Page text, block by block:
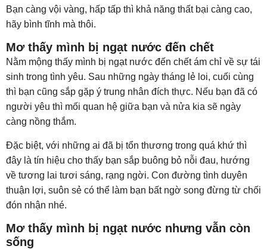
Bạn càng vội vàng, hấp tấp thì khả năng thất bại càng cao,
hãy bình tĩnh mà thôi.
Mơ thấy mình bị ngạt nước đến chết
Nằm mộng thấy mình bị ngạt nước đến chết ám chỉ về sự tái
sinh trong tình yêu. Sau những ngày tháng lẻ loi, cuối cùng
thì bạn cũng sắp gặp ý trung nhân đích thực. Nếu bạn đã có
người yêu thì mối quan hệ giữa bạn và nửa kia sẽ ngày
càng nồng thắm.
Đặc biệt, với những ai đã bị tổn thương trong quá khứ thì
đây là tín hiệu cho thấy bạn sắp buông bỏ nỗi đau, hướng
về tương lai tươi sáng, rạng ngời. Con đường tình duyên
thuận lợi, suôn sẻ có thể làm bạn bất ngờ song đừng từ chối
đón nhận nhé.
Mơ thấy mình bị ngạt nước nhưng vẫn còn
sống